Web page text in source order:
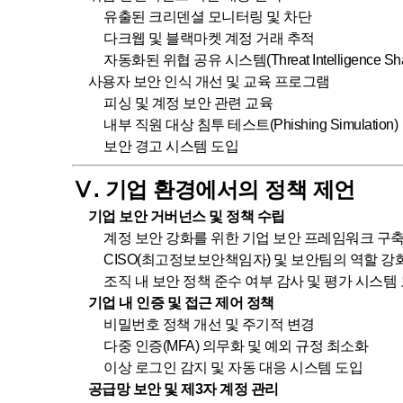
유출된 크리덴셜 모니터링 및 차단
다크웹 및 블랙마켓 계정 거래 추적
자동화된 위협 공유 시스템(Threat Intelligence
사용자 보안 인식 개선 및 교육 프로그램
피싱 및 계정 보안 관련 교육
내부 직원 대상 침투 테스트(Phishing Simulation)
보안 경고 시스템 도입
Ⅴ. 기업 환경에서의 정책 제언
기업 보안 거버넌스 및 정책 수립
계정 보안 강화를 위한 기업 보안 프레임워크 구축
CISO(최고정보보안책임자) 및 보안팀의 역할 강
조직 내 보안 정책 준수 여부 감사 및 평가 시스템
기업 내 인증 및 접근 제어 정책
비밀번호 정책 개선 및 주기적 변경
다중 인증(MFA) 의무화 및 예외 규정 최소화
이상 로그인 감지 및 자동 대응 시스템 도입
공급망 보안 및 제3자 계정 관리